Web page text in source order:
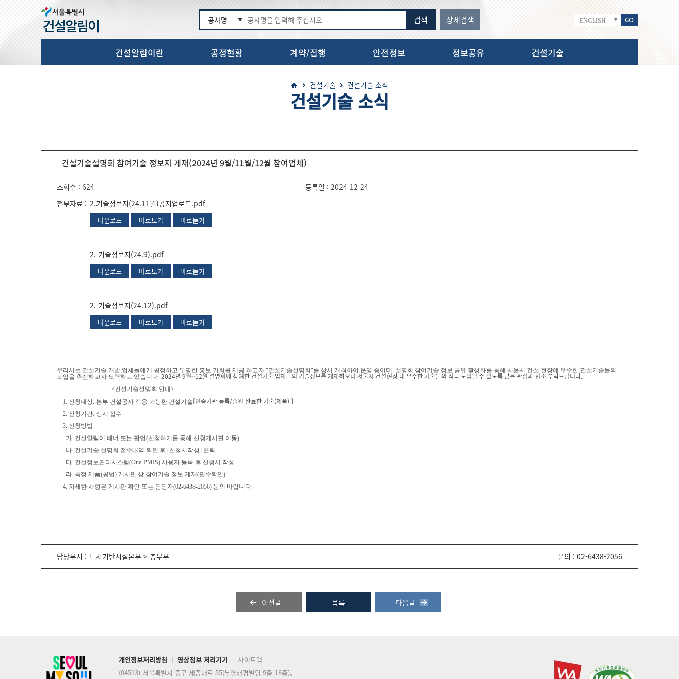
공사명 검색 상세검색 ENGLISH GO
건설알림이란 공정현황 계약/집행 안전정보 정보공유
건설기술
건설기술 건설기술 소식
건설기술 소식
건설기술설명회 참여기술 정보지 게재(2024년 9월/11월/12월 참여업체)
조회수 : 624 등록일 : 2024-12-24
첨부자료 : 2.기술정보지(24.11월)공지업로드.pdf
다운로드 바로보기 바로듣기
2. 기술정보지(24.9).pdf
다운로드 바로보기 바로듣기
2. 기술정보지(24.12).pdf
다운로드 바로보기 바로듣기
우리시는 건설기술 개발 업체들에게 공정하고 투명한 홍보 기회를 제공 하고자 "건설기술설명회"를 상시 개최하여 운영 중이며, 설명회 참여기술 정보 공유 활성화를 통해 서울시 건설 현장에 우수한 건설기술들의
도입을 촉진하고자 노력하고 있습니다. 2024년 9월~12월 설명회에 참여한 건설기술 업체들의 기술정보를 게재하오니 서울시 건설현장 내 우수한 기술들의 적극 도입될 수 있도록 많은 관심과 협조 부탁드립니다.
<건설기술설명회 안내>
1. 신청대상: 본부 건설공사 적용 가능한 건설기술[인증기관 등록/출원 완료한 기술(제품) ]
2. 신청기간: 상시 접수
3. 신청방법
가. 건설알림이 배너 또는 팝업(신청하기를 통해 신청게시판 이동)
나. 건설기술 설명회 접수내역 확인 후 [신청서작성] 클릭
다. 건설정보관리시스템(One-PMIS) 사용자 등록 후 신청서 작성
라. 특정 제품(공법) 게시판 상 참여기술 정보 게재(필수확인)
4. 자세한 사항은 게시판 확인 또는 담당자(02-6438-2056) 문의 바랍니다.
담당부서 : 도시기반시설본부 > 총무부 문의 : 02-6438-2056
이전글 목록 다음글
개인정보처리방침 영상정보 처리기기
사이트맵
(04513) 서울특별시 중구 세종대로 55(부영태평빌딩 9층-18층),